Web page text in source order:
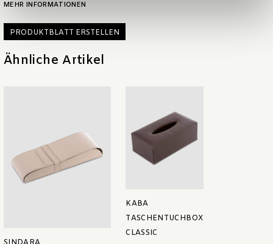
MEHR INFORMATIONEN
PRODUKTBLATT ERSTELLEN
Ähnliche Artikel
KABA
TASCHENTUCHBOX
CLASSIC